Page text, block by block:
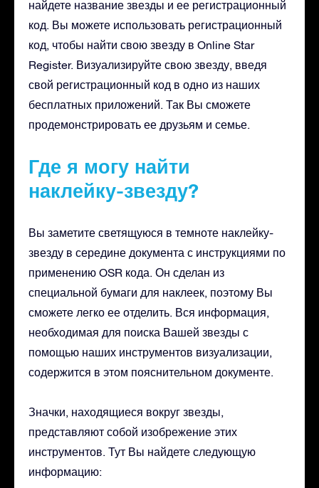
найдете название звезды и ее регистрационный
код. Вы можете использовать регистрационный
код, чтобы найти свою звезду в Online Star
Register. Визуализируйте свою звезду, введя
свой регистрационный код в одно из наших
бесплатных приложений. Так Вы сможете
продемонстрировать ее друзьям и семье.
Где я могу найти
наклейку-звезду?
Вы заметите светящуюся в темноте наклейку-
звезду в середине документа с инструкциями по
применению OSR кода. Он сделан из
специальной бумаги для наклеек, поэтому Вы
сможете легко ее отделить. Вся информация,
необходимая для поиска Вашей звезды с
помощью наших инструментов визуализации,
содержится в этом пояснительном документе.
Значки, находящиеся вокруг звезды,
представляют собой изобрежение этих
инструментов. Тут Вы найдете следующую
информацию: